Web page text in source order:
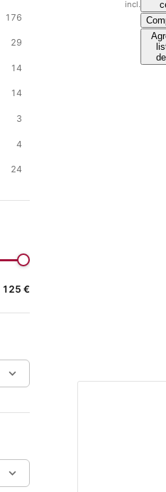
176
29
14
14
3
4
24
125 €
incl.